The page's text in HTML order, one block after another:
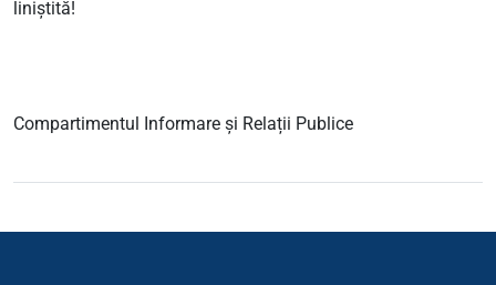
liniștită!
Compartimentul Informare și Relații Publice